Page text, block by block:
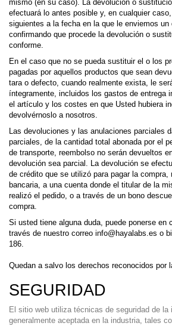
mismo (en su caso). La devolución o
efectuará lo antes posible y, en cualquier
siguientes a la fecha en la que le enviemos un
confirmando que procede la devolución o
conforme.
En el caso que no se pueda sustituir el o los
pagadas por aquellos productos que sean
tara o defecto, cuando realmente exista, le
íntegramente, incluidos los gastos de entrega
el artículo y los costes en que Usted hubiera
devolvérnoslo a nosotros.
Las devoluciones y las anulaciones parciales
parciales, de la cantidad total abonada por el
de transporte, reembolso no serán devueltos
devolución sea parcial. La devolución se
de crédito que se utilizó para pagar la compra,
bancaria, a una cuenta donde el titular de la
realizó el pedido, o a través de un bono
compra.
Si usted tiene alguna duda, puede ponerse en
través de nuestro correo info@hayalabs.es o
186.
Quedan a salvo los derechos reconocidos por
SEGURIDAD
El sitio web utiliza técnicas de seguridad de la
generalmente aceptada en la industria, tales